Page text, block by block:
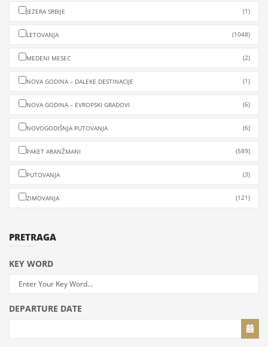
JEZERA SRBIJE (1)
LETOVANJA (1048)
MEDENI MESEC (2)
NOVA GODINA – DALEKE DESTINACIJE (1)
NOVA GODINA – EVROPSKI GRADOVI (6)
NOVOGODIŠNJA PUTOVANJA (6)
PAKET ARANŽMANI (589)
PUTOVANJA (3)
ZIMOVANJA (121)
PRETRAGA
KEY WORD
DEPARTURE DATE